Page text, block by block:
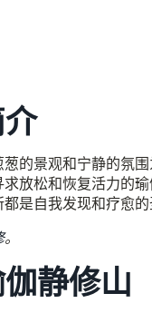
葱的景观和宁静的氛
放松和恢复活力的
是自我发现和疗愈的
。
静修山